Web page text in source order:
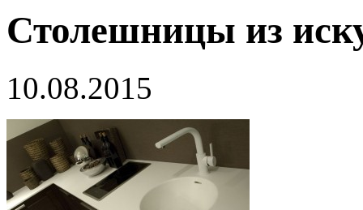
Столешницы из
10.08.2015